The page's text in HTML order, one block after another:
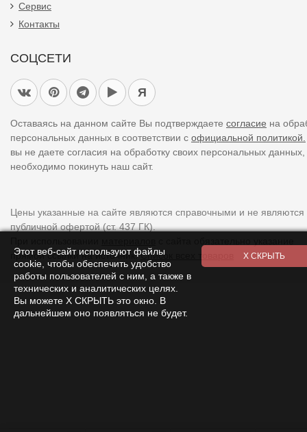
Сервис
Контакты
СОЦСЕТИ
Я
Оставаясь на данном сайте Вы подтверждаете согласие на
персональных данных в соответствии с официальной политикой.
вы не даете согласия на обработку своих персональных
необходимо покинуть наш сайт.
Цены указанные на сайте являются справочными и не являются
публичной офертой (ст. 437 ГК).
прямой ссылки на источник.Список всех товаров
Этот веб-сайт используют файлы
cookie, чтобы обеспечить удобство
работы пользователей с ним, а также в
технических и аналитических целях.
Вы можете Х СКРЫТЬ это окно. В
дальнейшем оно появляться не будет.